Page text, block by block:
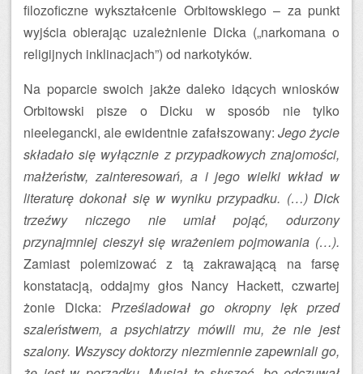
filozoficzne wykształcenie Orbitowskiego – za punkt
wyjścia obierając uzależnienie Dicka („narkomana o
religijnych inklinacjach”) od narkotyków.
Na poparcie swoich jakże daleko idących wniosków
Orbitowski pisze o Dicku w sposób nie tylko
nieelegancki, ale ewidentnie zafałszowany: Jego życie
składało się wyłącznie z przypadkowych znajomości,
małżeństw, zainteresowań, a i jego wielki wkład w
literaturę dokonał się w wyniku przypadku. (…) Dick
trzeźwy niczego nie umiał pojąć, odurzony
przynajmniej cieszył się wrażeniem pojmowania (…).
Zamiast polemizować z tą zakrawającą na farsę
konstatacją, oddajmy głos Nancy Hackett, czwartej
żonie Dicka: Prześladował go okropny lęk przed
szaleństwem, a psychiatrzy mówili mu, że nie jest
szalony. Wszyscy doktorzy niezmiennie zapewniali go,